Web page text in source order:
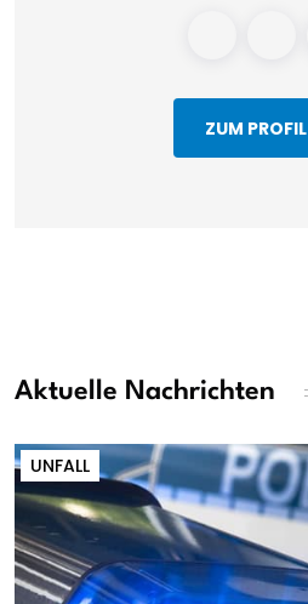
ZUM PROFIL
Aktuelle Nachrichten
UNFALL